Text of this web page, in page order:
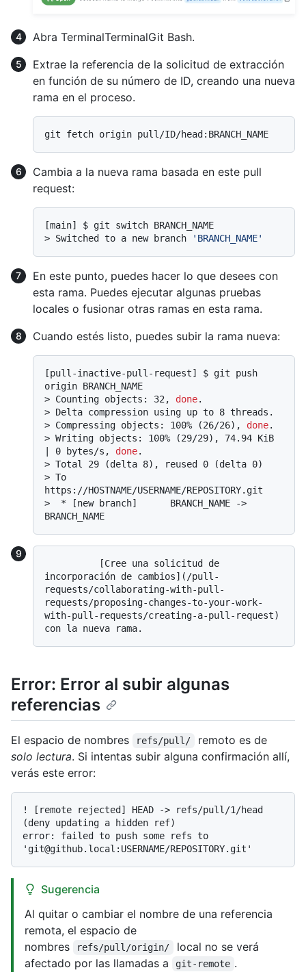
Abra TerminalTerminalGit Bash.
Extrae la referencia de la solicitud de extracción
en función de su número de ID, creando una nueva
rama en el proceso.
Cambia a la nueva rama basada en este pull
request:
> Switched to a new branch 'BRANCH_NAME'
En este punto, puedes hacer lo que desees con
esta rama. Puedes ejecutar algunas pruebas
locales o fusionar otras ramas en esta rama.
Cuando estés listo, puedes subir la rama nueva:
[pull-inactive-pull-request] $ git push
> Counting objects: 32, done.
> Delta compression using up to 8 threads.
> Compressing objects: 100% (26/26), done.
> Writing objects: 100% (29/29), 74.94 KiB
| 0 bytes/s, done.
> Total 29 (delta 8), reused 0 (delta 0)
> To
https://HOSTNAME/USERNAME/REPOSITORY.git
>
* [new branch]      BRANCH_NAME ->
BRANCH_NAME
incorporación de cambios](/pull-
requests/collaborating-with-pull-
requests/proposing-changes-to-your-work-
with-pull-requests/creating-a-pull-request)
Error: Error al subir algunas
referencias
El espacio de nombres refs/pull/
remoto es de
solo lectura. Si intentas subir alguna confirmación allí,
verás este error:
! [remote rejected] HEAD -> refs/pull/1/head
(deny updating a hidden ref)
error: failed to push some refs to
Sugerencia
Al quitar o cambiar el nombre de una referencia
remota, el espacio de
nombres
refs/pull/origin/
local no se verá
afectado por las llamadas a
git-remote .